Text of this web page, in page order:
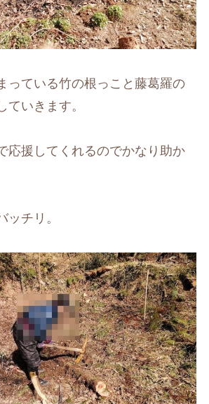
っている竹の根っこと藤葛羅の
ていきます。
応援してくれるのでかなり助か
ッチリ。